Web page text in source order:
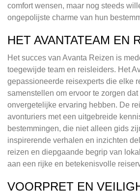
comfort wensen, maar nog steeds
ongepolijste charme van hun
HET AVANTATEAM EN
Het succes van Avanta Reizen is
toegewijde team en reisleiders. Het
gepassioneerde reisexperts die elke
samenstellen om ervoor te zorgen
onvergetelijke ervaring hebben. De
avonturiers met een uitgebreide
bestemmingen, die niet alleen gids
inspirerende verhalen en inzichten
reizen en diepgaande begrip van
aan een rijke en betekenisvolle
VOORPRET EN